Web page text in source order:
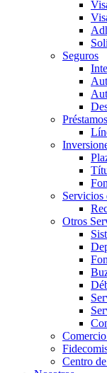
Seguros
Préstamos
Servicios
Otros
Centro